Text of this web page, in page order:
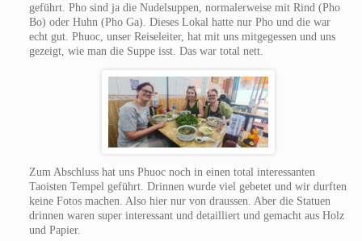
geführt. Pho sind ja die Nudelsuppen, normalerweise mit Rind (Pho
Bo) oder Huhn (Pho Ga). Dieses Lokal hatte nur Pho und die war
echt gut. Phuoc, unser Reiseleiter, hat mit uns mitgegessen und uns
gezeigt, wie man die Suppe isst. Das war total nett.
Zum Abschluss hat uns Phuoc noch in einen total interessanten
Taoisten Tempel geführt. Drinnen wurde viel gebetet und wir durften
keine Fotos machen. Also hier nur von draussen. Aber die Statuen
drinnen waren super interessant und detailliert und gemacht aus Holz
und Papier.